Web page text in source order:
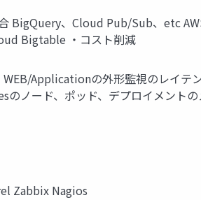
BigQuery、Cloud Pub/Sub、etc
Bigtable ・コスト削減
Applicationの外形監視のレイ
ノード、ポッド、デプロイメント
Zabbix Nagios